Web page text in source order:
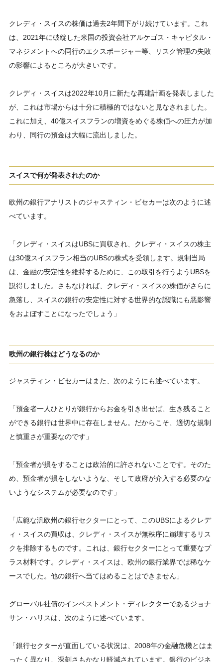
クレディ・スイスの株価は過去2年間下がり続けています。これ
は、2021年に破綻した米国の投資会社アルケゴス・キャピタル・
マネジメントへの同行のエクスポージャー等、リスク管理の失敗
の影響によるところが大きいです。
クレディ・スイスは2022年10月に新たな再建計画を発表しました
が、これは市場からは十分に積極的ではないと見なされました。
これに加え、40億スイスフランの増資をめぐる株価への圧力が加
わり、同行の預金は大幅に流出しました。
スイスで何が発表されたのか
欧州の銀行アナリストのジャスティン・ビセカーは次のように述
べています。
「クレディ・スイスはUBSに買収され、クレディ・スイスの株主
は30億スイスフラン相当のUBSの株式を受領します。規制当局
は、金融の安定性を維持するために、この取引を行うようUBSを
説得しました。さもなければ、クレディ・スイスの株価がさらに
急落し、スイスの銀行の安定性に対する世界的な認識にも悪影響
をおよぼすことになったでしょう」
欧州の銀行株はどうなるのか
ジャスティン・ビセカーはまた、次のようにも述べています。
「預金者一人ひとりが銀行からお金を引き出せば、生き残ること
ができる銀行は世界中に存在しません。だからこそ、適切な規制
と慎重さが重要なのです」
「預金者が損をすることは政治的に許されないことです。そのた
め、預金者が損をしないような、そして政府が介入する必要のな
いようなシステムが必要なのです」
「広範な汎欧州の銀行セクターにとって、このUBSによるクレデ
ィ・スイスの買収は、クレディ・スイスが無秩序に崩壊するリス
クを排除するものです。これは、銀行セクターにとって重要なプ
ラス材料です。クレディ・スイスは、欧州の銀行業界では稀なケ
ースでした。他の銀行へ当てはめることはできません」
グローバル社債のインベストメント・ディレクターであるジョナ
サン・ハリスは、次のように述べています。
「銀行セクターが直面している状況は、2008年の金融危機とはま
ったく異なり、深刻さもかなり軽減されています。銀行のビジネ